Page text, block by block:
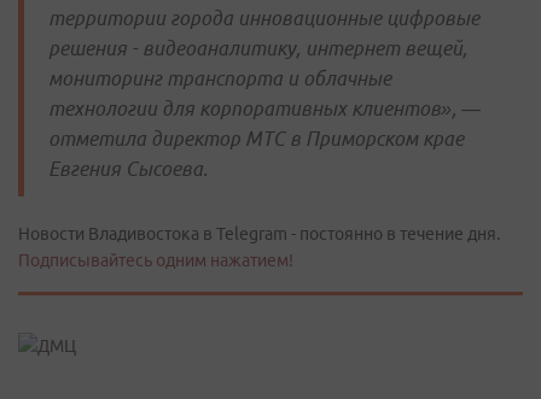
территории города инновационные цифровые
решения - видеоаналитику, интернет вещей,
мониторинг транспорта и облачные
технологии для корпоративных клиентов», —
отметила директор МТС в Приморском крае
Евгения Сысоева.
Новости Владивостока в Telegram - постоянно в течение дня.
Подписывайтесь одним нажатием!